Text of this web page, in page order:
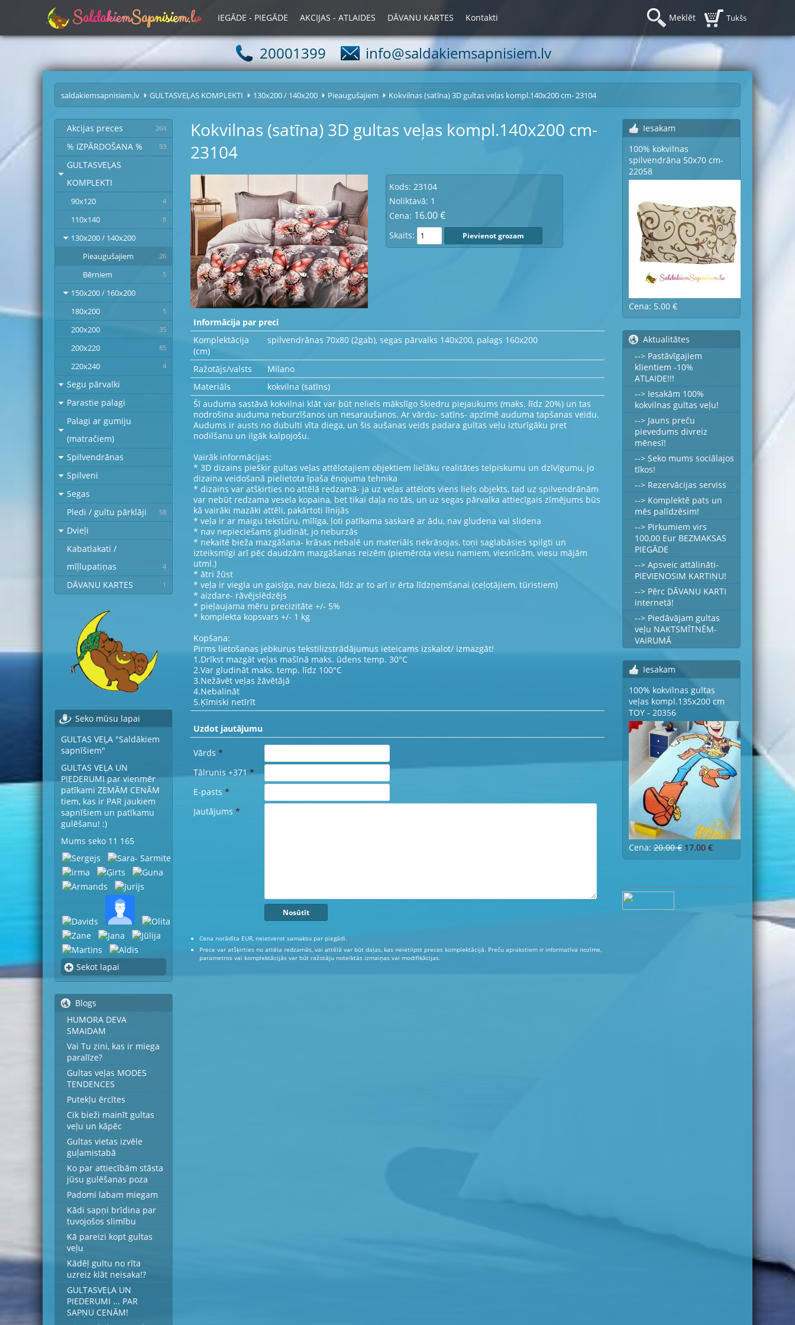
SaldakiemSapnisiem.lv IEGĀDE - PIEGĀDE AKCIJAS - ATLAIDES DĀVANU KARTES Kontakti Tukšs
Meklēt
20001399 info@saldakiemsapnisiem.lv
saldakiemsapnisiem.lv GULTASVEĻAS KOMPLEKTI 130x200 / 140x200 Pieaugušajiem Kokvilnas (satīna) 3D gultas veļas kompl.140x200 cm- 23104
Akcijas preces 264
% IZPĀRDOŠANA % 93
GULTASVEĻAS
KOMPLEKTI
90x120 4
110x140 8
130x200 / 140x200
Pieaugušajiem
26
Bērniem 5
150x200 / 160x200
180x200
5
200x200 35
200x220 85
220x240 4
Segu pārvalki
Parastie palagi
Palagi ar gumiju
(matračiem)
Spilvendrānas
Spilveni
Segas
Pledi / gultu pārklāji
58
Dvieļi
Kabatlakati /
mīļlupatiņas
4
DĀVANU KARTES 1
Seko mūsu lapai
GULTAS VEĻA "Saldākiem
sapnīšiem"
GULTAS VEĻA UN
PIEDERUMI par vienmēr
patīkami ZEMĀM CENĀM
tiem, kas ir PAR jaukiem
sapnīšiem un patīkamu
gulēšanu! :)
Mums seko 11 165
Sekot lapai
Blogs
HUMORA DEVA
SMAIDAM
Vai Tu zini, kas ir miega
paralīze?
Gultas veļas MODES
TENDENCES
Putekļu ērcītes
Cik bieži mainīt gultas
veļu un kāpēc
Gultas vietas izvēle
guļamistabā
Ko par attiecībām stāsta
jūsu gulēšanas poza
Padomi labam miegam
Kādi sapņi brīdina par
tuvojošos slimību
Kā pareizi kopt gultas
veļu
Kādēļ gultu no rīta
uzreiz klāt neisaka!?
GULTASVEĻA UN
PIEDERUMI ... PAR
SAPŅU CENĀM!
Kokvilnas (satīna) 3D gultas veļas kompl.140x200 cm-
23104
Kods: 23104
Noliktavā: 1
Cena: 16.00 €
Skaits:
Informācija par preci
Komplektācija
(cm)
spilvendrānas 70x80 (2gab), segas pārvalks 140x200, palags 160x200
Ražotājs/valsts
Milano
Materiāls
kokvilna (satīns)
Šī auduma sastāvā kokvilnai klāt var būt neliels mākslīgo šķiedru piejaukums (maks. līdz 20%) un tas
nodrošina auduma neburzīšanos un nesaraušanos. Ar vārdu- satīns- apzīmē auduma tapšanas veidu.
Audums ir austs no dubulti vīta diega, un šis aušanas veids padara gultas veļu izturīgāku pret
nodilšanu un ilgāk kalpojošu.
Vairāk informācijas:
* 3D dizains piešķir gultas veļas attēlotajiem objektiem lielāku realitātes telpiskumu un dzīvīgumu, jo
dizaina veidošanā pielietota īpaša ēnojuma tehnika
* dizains var atšķirties no attēlā redzamā- ja uz veļas attēlots viens liels objekts, tad uz spilvendrānām
var nebūt redzama vesela kopaina, bet tikai daļa no tās, un uz segas pārvalka attiecīgais zīmējums būs
kā vairāki mazāki attēli, pakārtoti līnijās
* veļa ir ar maigu tekstūru, mīlīga, ļoti patīkama saskarē ar ādu, nav gludena vai slidena
* nav nepieciešams gludināt, jo neburzās
* nekaitē bieža mazgāšana- krāsas nebalē un materiāls nekrāsojas, toņi saglabāsies spilgti un
izteiksmīgi arī pēc daudzām mazgāšanas reizēm (piemērota viesu namiem, viesnīcām, viesu mājām
utml.)
* ātri žūst
* veļa ir viegla un gaisīga, nav bieza, līdz ar to arī ir ērta līdzņemšanai (ceļotājiem, tūristiem)
* aizdare- rāvējslēdzējs
* pieļaujama mēru precizitāte +/- 5%
* komplekta kopsvars +/- 1 kg
Kopšana:
Pirms lietošanas jebkurus tekstilizstrādājumus ieteicams izskalot/ izmazgāt!
1.Drīkst mazgāt veļas mašīnā maks. ūdens temp. 30°C
2.Var gludināt maks. temp. līdz 100°C
3.Nežāvēt veļas žāvētājā
4.Nebalināt
5.Ķīmiski netīrīt
Uzdot jautājumu
Vārds *
Tālrunis +371 *
E-pasts *
Jautājums *
Cena norādīta EUR, neietverot samaksu par piegādi.
Prece var atšķirties no attēla redzamās, vai attēlā var būt daļas, kas neietilpst preces komplektācijā. Preču aprakstiem ir informatīva nozīme,
parametros vai komplektācijās var būt ražotāju noteiktās izmaiņas vai modifikācijas.
Iesakam
100% kokvilnas
spilvendrāna 50x70 cm-
22058
Cena: 5.00 €
Aktualitātes
--> Pastāvīgajiem
klientiem -10%
ATLAIDE!!!
--> Iesakām 100%
kokvilnas gultas veļu!
--> Jauns preču
pievedums divreiz
mēnesī!
--> Seko mums sociālajos
tīkos!
--> Rezervācijas serviss
--> Komplektē pats un
mēs palīdzēsim!
--> Pirkumiem virs
100,00 Eur BEZMAKSAS
PIEGĀDE
--> Apsveic attālināti-
PIEVIENOSIM KARTIŅU!
--> Pērc DĀVANU KARTI
internetā!
--> Piedāvājam gultas
veļu NAKTSMĪTNĒM-
VAIRUMĀ
Iesakam
100% kokvilnas gultas
veļas kompl.135x200 cm
TOY - 20356
Cena: 20.00 € 17.00 €